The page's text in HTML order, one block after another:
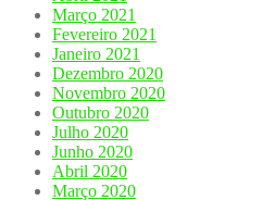
Março 2021
Fevereiro 2021
Janeiro 2021
Dezembro 2020
Novembro 2020
Outubro 2020
Julho 2020
Junho 2020
Abril 2020
Março 2020